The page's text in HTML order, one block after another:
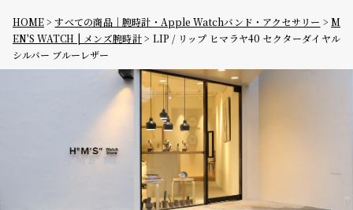
HOME すべての商品｜腕時計・Apple Watchバンド・アクセサリー
M
EN'S WATCH | メンズ腕時計
LIP / リップ ヒマラヤ40 セクターダイヤル
シルバー ブルーレザー